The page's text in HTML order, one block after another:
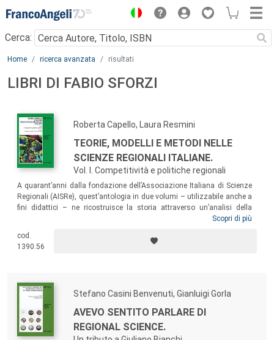
Menu
Cerca:
Main content
Home ricerca avanzata risultati
LIBRI DI FABIO SFORZI
Roberta Capello, Laura Resmini
TEORIE, MODELLI E METODI NELLE
SCIENZE REGIONALI ITALIANE.
Vol. I. Competitività e politiche regionali
A quarant’anni dalla fondazione dell’Associazione Italiana di Scienze
Regionali (AISRe), quest’antologia in due volumi – utilizzabile anche a
fini didattici – ne ricostruisce la storia attraverso un’analisi della
Collana edita da FrancoAngeli. Nel primo volume l’attenzione è posta
delle politiche regionali
. Non esaustivi dell’intera produzione di idee
sviluppate in quest’ambito dagli scienziati regionali, i lavori riescono a
Scopri di più
cod.
1390.56
Stefano Casini Benvenuti, Gianluigi Gorla
AVEVO SENTITO PARLARE DI
REGIONAL SCIENCE.